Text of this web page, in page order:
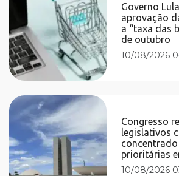
Governo
aprovação
a “taxa das
de outubro
10/08/2026
Congresso
legislativos
prioritárias
10/08/2026